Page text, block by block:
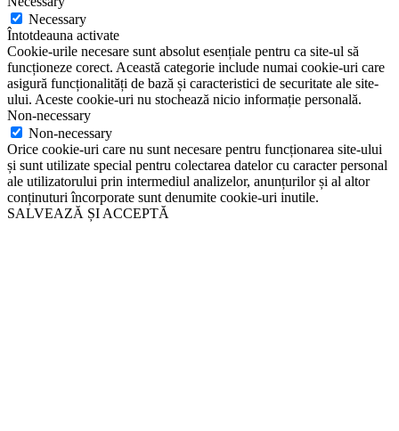
Necessary
Întotdeauna activate
Cookie-urile necesare sunt absolut esențiale pentru ca site-ul să
funcționeze corect. Această categorie include numai cookie-uri care
asigură funcționalități de bază și caracteristici de securitate ale site-
ului. Aceste cookie-uri nu stochează nicio informație personală.
Non-necessary
Non-necessary
Orice cookie-uri care nu sunt necesare pentru funcționarea site-ului
și sunt utilizate special pentru colectarea datelor cu caracter personal
ale utilizatorului prin intermediul analizelor, anunțurilor și al altor
conținuturi încorporate sunt denumite cookie-uri inutile.
SALVEAZĂ ȘI ACCEPTĂ